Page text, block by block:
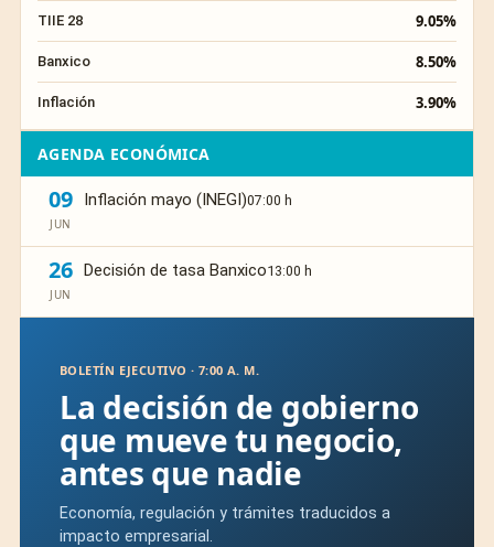
TIIE 28 9.05%
Banxico 8.50%
Inflación 3.90%
AGENDA ECONÓMICA
09
JUN
Inflación mayo (INEGI)07:00 h
26
JUN
Decisión de tasa Banxico13:00 h
BOLETÍN EJECUTIVO · 7:00 A. M.
La decisión de gobierno
que mueve tu negocio,
antes que nadie
Economía, regulación y trámites traducidos a
impacto empresarial.